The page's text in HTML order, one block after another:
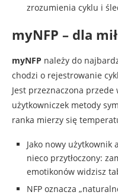
zrozumienia cyklu i
myNFP – dla
myNFP należy do
chodzi o rejestrowanie
Jest przeznaczona przede
użytkowniczek metody
ranka mierzy się
Jako nowy użytkownik
nieco przytłoczony:
emotikonów widzisz
NFP oznacza